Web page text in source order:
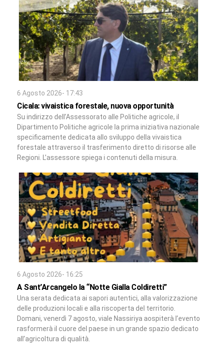
6 Agosto 2026- 17:43
Cicala: vivaistica forestale, nuova opportunità
Su indirizzo dell’Assessorato alle Politiche agricole, il
Dipartimento Politiche agricole la prima iniziativa nazionale
specificamente dedicata allo sviluppo della vivaistica
forestale attraverso il trasferimento diretto di risorse alle
Regioni. L’assessore spiega i contenuti della misura.
6 Agosto 2026- 16:25
A Sant’Arcangelo la “Notte Gialla Coldiretti”
Una serata dedicata ai sapori autentici, alla valorizzazione
delle produzioni locali e alla riscoperta del territorio.
Domani, venerdì 7 agosto, viale Nassiriya aospiterà l’evento
rasformerà il cuore del paese in un grande spazio dedicato
all’agricoltura di qualità.